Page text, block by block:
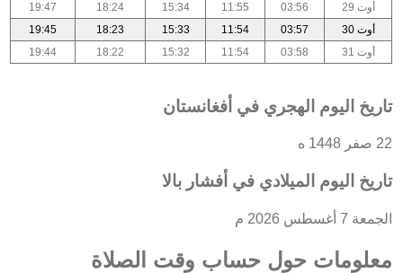
أوت 29
03:56
11:55
15:34
18:24
19:47
أوت 30
03:57
11:54
15:33
18:23
19:45
أوت 31
03:58
11:54
15:32
18:22
19:44
تاريخ اليوم الهجري في أفغانستان
22 صفر 1448 ه
تاريخ اليوم الميلادي في أفشار بالا
الجمعة 7 أغسطس 2026 م
معلومات حول حساب وقت الصلاة